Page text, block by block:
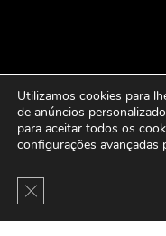
Utilizamos cookies para
de anúncios
para aceitar todos os
configurações avançadas
Close GDPR Cookie